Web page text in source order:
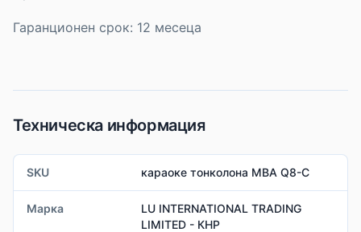
Гаранционен срок: 12 месеца
Техническа информация
SKU караоке тонколона MBA Q8-C
Марка
LU INTERNATIONAL TRADING
LIMITED - КНР